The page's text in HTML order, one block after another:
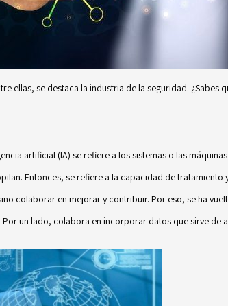
ellas, se destaca la industria de la seguridad. ¿Sabes
artificial (IA) se refiere a los sistemas o las
Entonces, se refiere a la capacidad de
colaborar en mejorar y contribuir. Por eso, se ha
un lado, colabora en incorporar datos que sirve